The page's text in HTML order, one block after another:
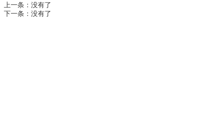
上一条： 没有了
下一条： 没有了